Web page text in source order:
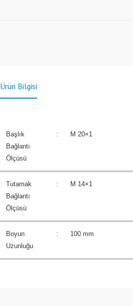
Ürün Bilgisi
Başlık
Bağlantı
Ölçüsü
: M 20×1
Tutamak
Bağlantı
Ölçüsü
: M 14×1
Boyun
Uzunluğu
: 100 mm